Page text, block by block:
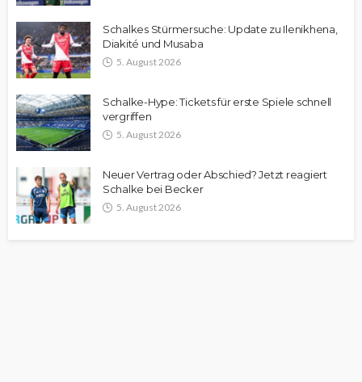
Schalkes Stürmersuche: Update zu Ilenikhena,
Diakité und Musaba
5. August 2026
Schalke-Hype: Tickets für erste Spiele schnell
vergriffen
5. August 2026
Neuer Vertrag oder Abschied? Jetzt reagiert
Schalke bei Becker
5. August 2026